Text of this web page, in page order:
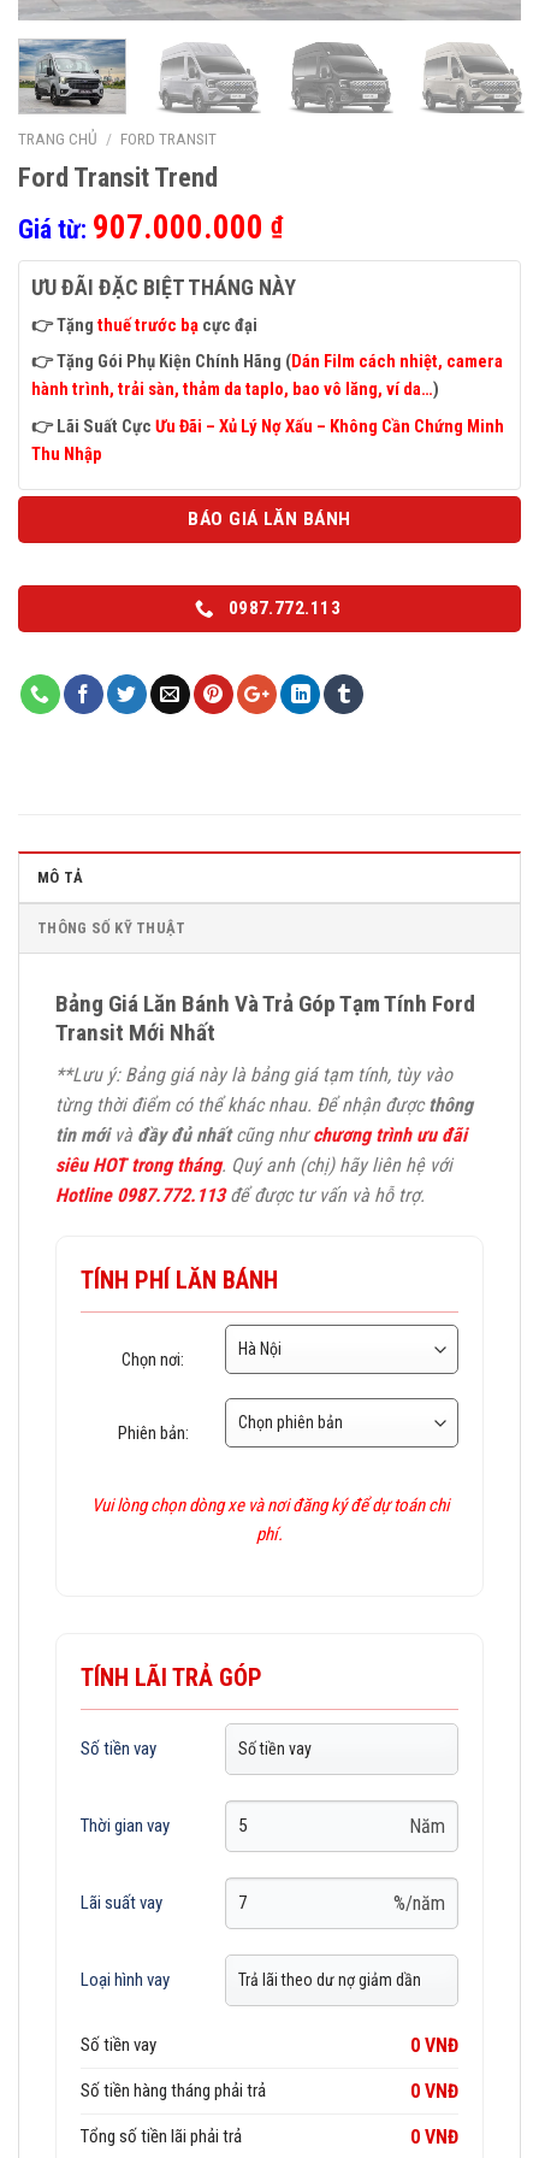
TRANG CHỦ / FORD TRANSIT
Ford Transit Trend
Giá từ: 907.000.000 ₫
ƯU ĐÃI ĐẶC BIỆT THÁNG NÀY
👉 Tặng thuế trước bạ cực đại
👉 Tặng Gói Phụ Kiện Chính Hãng (Dán Film cách nhiệt, camera
hành trình, trải sàn, thảm da taplo, bao vô lăng, ví da…)
👉Lãi Suất Cực Ưu Đãi – Xủ Lý Nợ Xấu – Không Cần Chứng Minh
Thu Nhập
BÁO GIÁ LĂN BÁNH
0987.772.113
MÔ TẢ
THÔNG SỐ KỸ THUẬT
Bảng Giá Lăn Bánh Và Trả Góp Tạm Tính Ford
Transit Mới Nhất
**Lưu ý: Bảng giá này là bảng giá tạm tính, tùy vào
từng thời điểm có thể khác nhau. Để nhận đượcthông
tin mớivà đầy đủ nhấtcũng nhưchương trình ưu đãi
siêu HOT trong tháng. Quý anh (chị) hãy liên hệ với
Hotline 0987.772.113để được tư vấn và hỗ trợ.
TÍNH PHÍ LĂN BÁNH
Chọn nơi:
Phiên bản:
Vui lòng chọn dòng xe và nơi đăng ký để dự toán chi
phí.
TÍNH LÃI TRẢ GÓP
Số tiền vay
Thời gian vay Năm
Lãi suất vay %/năm
Loại hình vay
Số tiền vay 0 VNĐ
Số tiền hàng tháng phải trả 0 VNĐ
Tổng số tiền lãi phải trả 0 VNĐ